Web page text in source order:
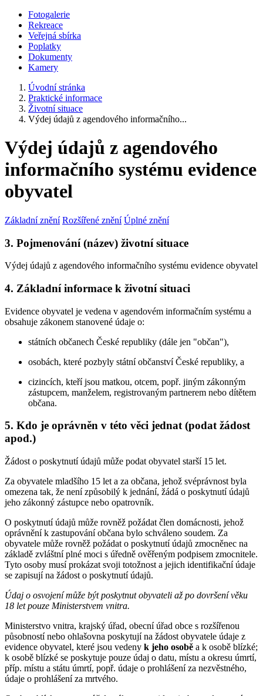
Fotogalerie
Rekreace
Veřejná sbírka
Poplatky
Dokumenty
Kamery
Úvodní stránka
Praktické informace
Životní situace
Výdej údajů z agendového informačního...
Výdej údajů z agendového
informačního systému evidence
obyvatel
Základní znění Rozšířené znění Úplné znění
3. Pojmenování (název) životní situace
Výdej údajů z agendového informačního systému evidence obyvatel
4. Základní informace k životní situaci
Evidence obyvatel je vedena v agendovém informačním systému a
obsahuje zákonem stanovené údaje o:
státních občanech České republiky (dále jen "občan"),
osobách, které pozbyly státní občanství České republiky, a
cizincích, kteří jsou matkou, otcem, popř. jiným zákonným
zástupcem, manželem, registrovaným partnerem nebo dítětem
občana.
5. Kdo je oprávněn v této věci jednat (podat žádost
apod.)
Žádost o poskytnutí údajů může podat obyvatel starší 15 let.
Za obyvatele mladšího 15 let a za občana, jehož svéprávnost byla
omezena tak, že není způsobilý k jednání, žádá o poskytnutí údajů
jeho zákonný zástupce nebo opatrovník.
O poskytnutí údajů může rovněž požádat člen domácnosti, jehož
oprávnění k zastupování občana bylo schváleno soudem. Za
obyvatele může rovněž požádat o poskytnutí údajů zmocněnec na
základě zvláštní plné moci s úředně ověřeným podpisem zmocnitele.
Tyto osoby musí prokázat svoji totožnost a jejich identifikační údaje
se zapisují na žádost o poskytnutí údajů.
Údaj o osvojení může být poskytnut obyvateli až po dovršení věku
18 let pouze Ministerstvem vnitra.
Ministerstvo vnitra, krajský úřad, obecní úřad obce s rozšířenou
působností nebo ohlašovna poskytují na žádost obyvatele údaje z
evidence obyvatel, které jsou vedeny k jeho osobě a k osobě blízké;
k osobě blízké se poskytuje pouze údaj o datu, místu a okresu úmrtí,
příp. místu a státu úmrtí, popř. údaje o prohlášení za nezvěstného,
údaje o prohlášení za mrtvého.